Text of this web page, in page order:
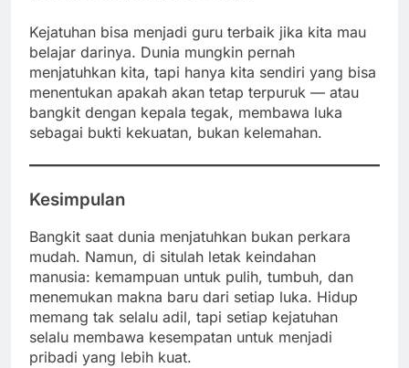
Kejatuhan bisa menjadi guru terbaik jika kita mau
belajar darinya. Dunia mungkin pernah
menjatuhkan kita, tapi hanya kita sendiri yang bisa
menentukan apakah akan tetap terpuruk — atau
bangkit dengan kepala tegak, membawa luka
sebagai bukti kekuatan, bukan kelemahan.
Kesimpulan
Bangkit saat dunia menjatuhkan bukan perkara
mudah. Namun, di situlah letak keindahan
manusia: kemampuan untuk pulih, tumbuh, dan
menemukan makna baru dari setiap luka. Hidup
memang tak selalu adil, tapi setiap kejatuhan
selalu membawa kesempatan untuk menjadi
pribadi yang lebih kuat.